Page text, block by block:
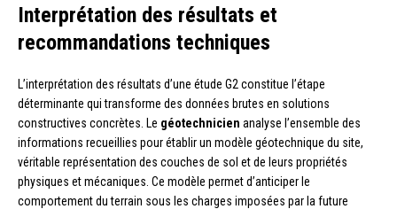
Interprétation des résultats et
recommandations techniques
L’interprétation des résultats d’une étude G2 constitue l’étape
déterminante qui transforme des données brutes en solutions
constructives concrètes. Le géotechnicien analyse l’ensemble des
informations recueillies pour établir un modèle géotechnique du site,
véritable représentation des couches de sol et de leurs propriétés
physiques et mécaniques. Ce modèle permet d’anticiper le
comportement du terrain sous les charges imposées par la future